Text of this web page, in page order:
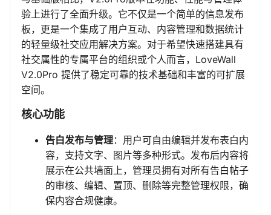
验上进行了全面升级。它不仅是一个简单的信息发布
板，更是一个集成了用户互动、内容管理和数据统计
的轻量级社交应用解决方案。对于希望快速搭建具有
社交属性的专属平台的组织或个人而言，LoveWall
V2.0Pro 提供了稳定可靠的技术基础和丰富的可扩展
空间。
核心功能
告白发布与管理：用户可自由编辑并发布表白内
容，支持文字、图片等多种形式。发布后内容将
展示在公共墙面上，管理员拥有对所有告白帖子
的审核、编辑、置顶、删除等完整管理权限，确
保内容合规健康。